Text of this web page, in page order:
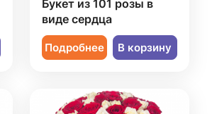
Букет из 101 розы в
виде сердца
Подробнее В корзину